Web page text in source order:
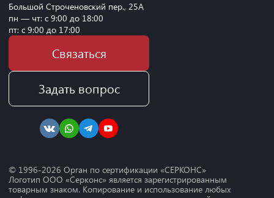
Большой Строченовский пер., 25А
пн — чт: с 9:00 до 18:00
пт: с 9:00 до 17:00
Связаться
Задать вопрос
© 1996-2026 Орган по сертификации «СЕРКОНС»
Логотип ООО «Серконс» является зарегистрированным
товарным знаком. Копирование и использование любых